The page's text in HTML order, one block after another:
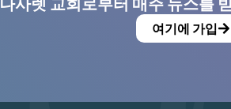
여기에 가입